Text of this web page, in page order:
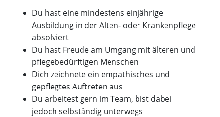
Du hast eine mindestens einjährige
Ausbildung in der Alten- oder Krankenpflege
absolviert
Du hast Freude am Umgang mit älteren und
pflegebedürftigen Menschen
Dich zeichnete ein empathisches und
gepflegtes Auftreten aus
Du arbeitest gern im Team, bist dabei
jedoch selbständig unterwegs